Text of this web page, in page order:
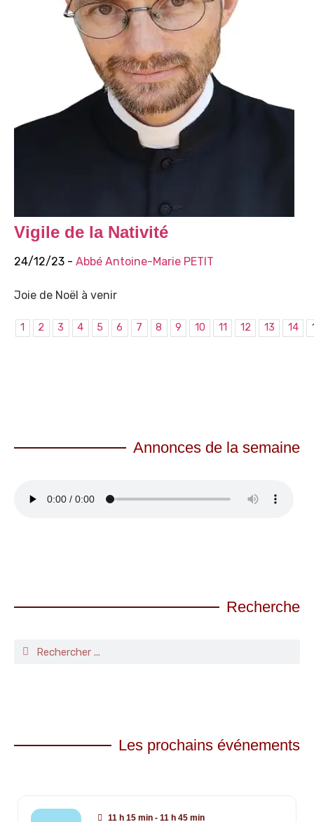
Vigile de la Nativité
24/12/23 - Abbé Antoine-Marie PETIT
Joie de Noël à venir
1 2 3 4 5 6 7 8 9 10 11 12 13 14
Annonces de la semaine
Recherche
Les prochains événements
11 h 15 min - 11 h 45 min